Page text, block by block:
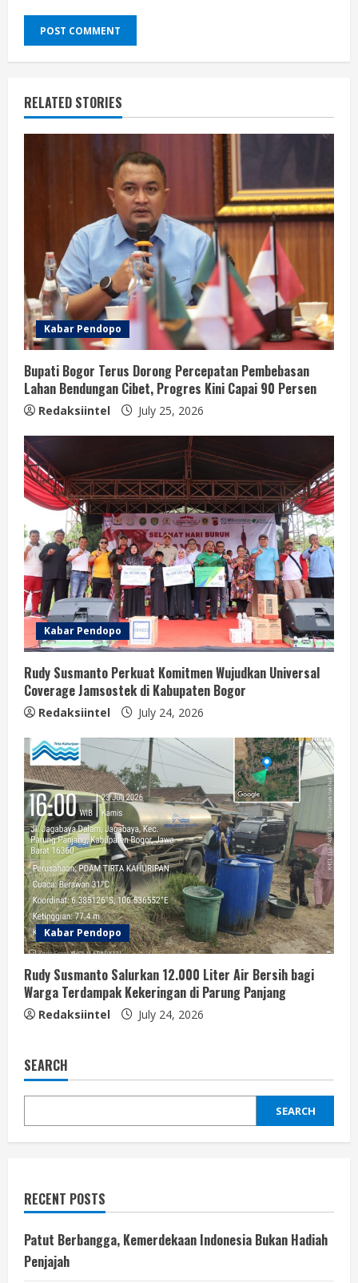
RELATED STORIES
Kabar Pendopo
Bupati Bogor Terus Dorong Percepatan Pembebasan
Lahan Bendungan Cibet, Progres Kini Capai 90 Persen
Redaksiintel July 25, 2026
Kabar Pendopo
Rudy Susmanto Perkuat Komitmen Wujudkan Universal
Coverage Jamsostek di Kabupaten Bogor
Redaksiintel July 24, 2026
Kabar Pendopo
Rudy Susmanto Salurkan 12.000 Liter Air Bersih bagi
Warga Terdampak Kekeringan di Parung Panjang
Redaksiintel July 24, 2026
SEARCH
SEARCH
RECENT POSTS
Patut Berbangga, Kemerdekaan Indonesia Bukan Hadiah
Penjajah